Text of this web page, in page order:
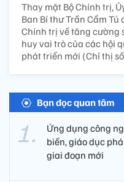
Thay mặt Bộ Chính trị,
Ban Bí thư Trần Cẩm
Chính trị về tăng cường
huy vai trò của các hội
phát triển mới (Chỉ thị
Bạn đọc quan tâm
Ứng dụng công
biến, giáo dục
giai đoạn mới